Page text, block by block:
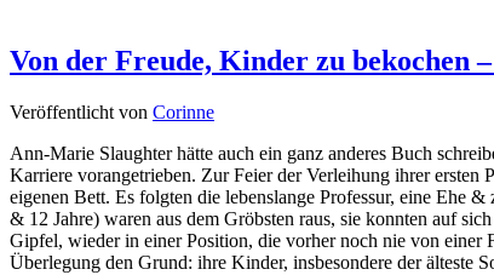
Von der Freude, Kinder zu bekochen
Veröffentlicht von Corinne
Ann-Marie Slaughter hätte auch ein ganz anderes Buch
Karriere vorangetrieben. Zur Feier der Verleihung ihrer ersten
eigenen Bett. Es folgten die lebenslange Professur, eine Ehe
& 12 Jahre) waren aus dem Gröbsten raus, sie konnten auf
Gipfel, wieder in einer Position, die vorher noch nie von
Überlegung den Grund: ihre Kinder, insbesondere der älteste